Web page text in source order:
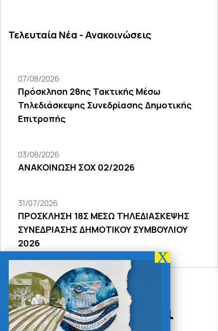
Τελευταία Νέα - Ανακοινώσεις
07/08/2026
Πρόσκληση 28ης Τακτικής Μέσω
Τηλεδιάσκεψης Συνεδρίασης Δημοτικής
Επιτροπής
03/08/2026
ΑΝΑΚΟΙΝΩΣΗ ΣΟΧ 02/2026
31/07/2026
ΠΡΟΣΚΛΗΣΗ 18Σ ΜΕΣΩ ΤΗΛΕΔΙΑΣΚΕΨΗΣ
ΣΥΝΕΔΡΙΑΣΗΣ ΔΗΜΟΤΙΚΟΥ ΣΥΜΒΟΥΛΙΟΥ
2026
Δράσεις - Χρήσιμοι